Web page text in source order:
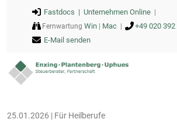
Fastdocs | Unternehmen Online|
Fernwartung Win| Mac| +49 020 392
E-Mail senden
25.01.2026 | Für Heilberufe